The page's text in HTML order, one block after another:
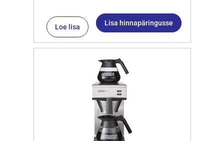
Loe lisa Lisa hinnapäringusse